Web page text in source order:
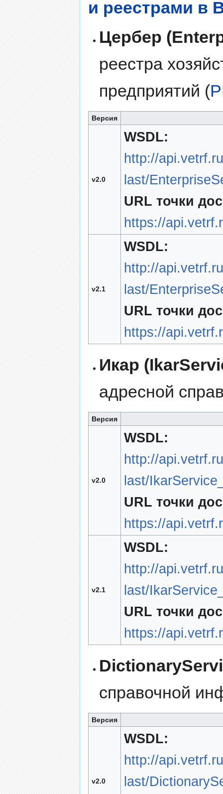
и реестрами в
Цербер
реестра
предприятий (
Версия
v2.0
WSDL:
http://
last/
URL точки
https://
v2.1
WSDL:
http://
last/
URL точки
https://
Икар
адресной
Версия
v2.0
WSDL:
http://
last/
URL точки
https://
v2.1
WSDL:
http://
last/
URL точки
https://
справочной
Версия
v2.0
WSDL:
http://
last/